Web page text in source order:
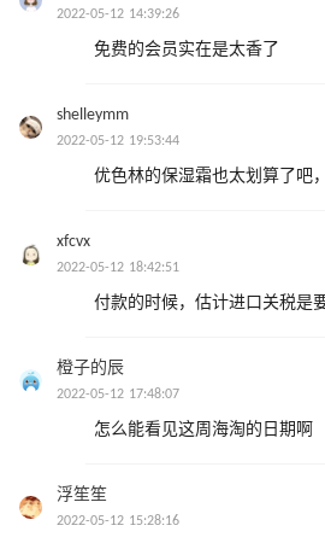
2022-05-12 14:39:26
免费的会员实在是太香了
shelleymm
2022-05-12 19:53:44
优色林的保湿霜也太划算了吧
xfcvx
2022-05-12 18:42:51
付款的时候，估计进口关税是
橙子的辰
2022-05-12 17:48:07
怎么能看见这周海淘的日期啊
浮笙笙
2022-05-12 15:28:16